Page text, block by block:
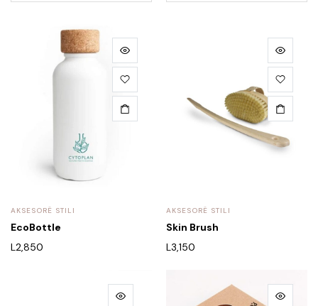
AKSESORË STILI
EcoBottle
L2,850
AKSESORË STILI
Skin Brush
L3,150